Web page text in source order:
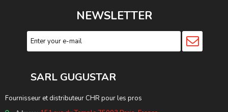
NEWSLETTER
SARL GUGUSTAR
Fournisseur et distributeur CHR pour les pros